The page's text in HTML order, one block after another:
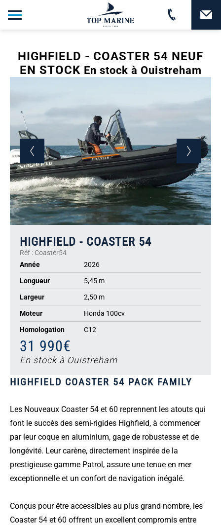
HIGHFIELD - COASTER 54 NEUF
EN STOCK En stock à Ouistreham
HIGHFIELD - COASTER 54
Réf : Coaster54
Année
2026
Longueur 5,45 m
Largeur 2,50 m
Moteur Honda 100cv
Homologation C12
31 990€
En stock à Ouistreham
HIGHFIELD COASTER 54 PACK FAMILY
Les Nouveaux Coaster 54 et 60 reprennent les atouts qui
font le succès des semi-rigides Highfield, à commencer
par leur coque en aluminium, gage de robustesse et de
longévité. Leur carène, directement inspirée de la
prestigieuse gamme Patrol, assure une tenue en mer
exceptionnelle et un confort de navigation inégalé.
Conçus pour être accessibles au plus grand nombre, les
Coaster 54 et 60 offrent un excellent compromis entre